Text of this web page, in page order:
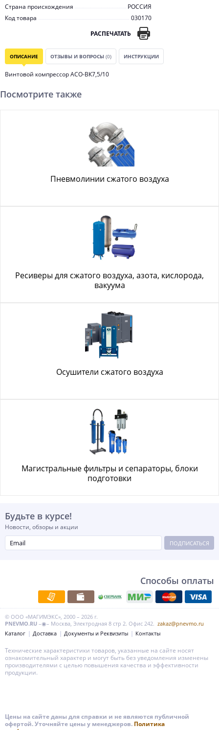
Страна происхождения
РОССИЯ
Код товара
030170
РАСПЕЧАТАТЬ
ОПИСАНИЕ ОТЗЫВЫ И ВОПРОСЫ (0) ИНСТРУКЦИИ
Винтовой компрессор АСО-ВК7,5/10
Посмотрите также
Пневмолинии сжатого воздуха
Ресиверы для сжатого воздуха, азота, кислорода,
вакуума
Осушители сжатого воздуха
Магистральные фильтры и сепараторы, блоки
подготовки
Будьте в курсе!
Новости, обзоры и акции
ПОДПИСАТЬСЯ
Способы оплаты
© ООО «МАГИМЭКС», 2000 – 2026 г.
PNEVMO.RU –◉– Москва, Электродная 8 стр 2. Офис 242. zakaz@pnevmo.ru
Каталог
Доставка Документы и Реквизиты Контакты
Технические характеристики товаров, указанные на сайте носят
ознакомительный характер и могут быть без уведомления изменены
производителями с целью повышения качества и эффективности
продукции.
Цены на сайте даны для справки и не являются публичной
офертой. Уточняйте цены у менеджеров. Политика